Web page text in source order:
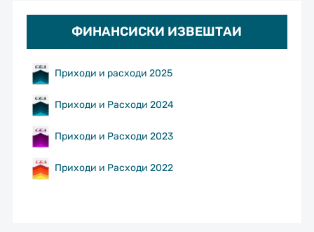
ФИНАНСИСКИ ИЗВЕШТАИ
Приходи и расходи 2025
Приходи и Расходи 2024
Приходи и Расходи 2023
Приходи и Расходи 2022